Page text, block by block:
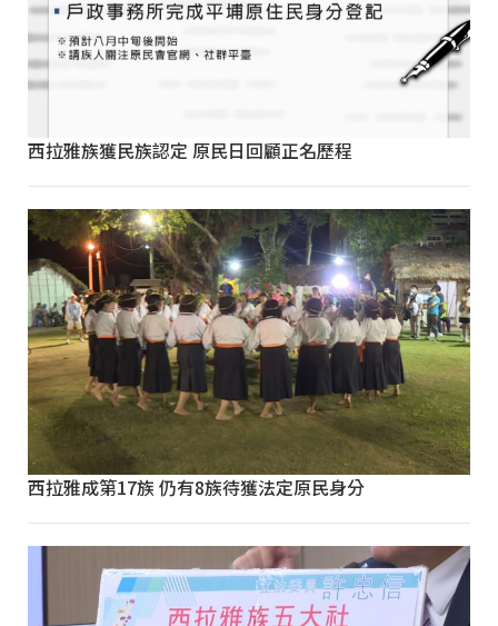
西拉雅族獲民族認定 原民日回顧正名歷程
西拉雅成第17族 仍有8族待獲法定原民身分